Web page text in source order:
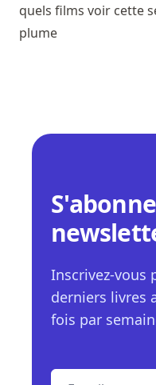
quels films voir cette
plume
Inscrivez-vous
derniers livres
fois par